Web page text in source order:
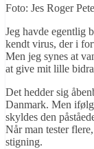
Foto: Jes Roger
Jeg havde egentlig
kendt virus, der i
Men jeg synes at
at give mit lille
Det hedder sig
Danmark. Men
skyldes den
Når man tester
stigning.